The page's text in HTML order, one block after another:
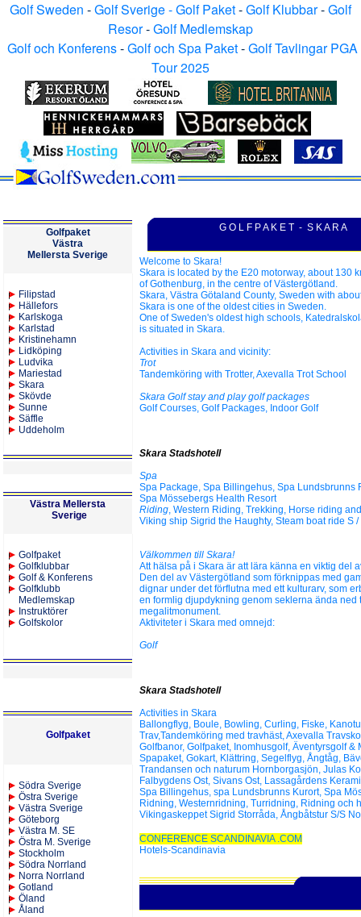
Golf Sweden -Golf Sverige - Golf Paket-Golf Klubbar-Golf
Resor-Golf Medlemskap
Golf och Konferens-Golf och Spa Paket-Golf Tavlingar PGA
Tour 2025
Golfpaket
Västra
Mellersta Sverige
Filipstad
Hällefors
Karlskoga
Karlstad
Kristinehamn
Lidköping
Ludvika
Mariestad
Skara
Skövde
Sunne
Säffle
Uddeholm
Västra Mellersta
Sverige
Golfpaket
Golfklubbar
Golf & Konferens
Golfklubb
Medlemskap
Instruktörer
Golfskolor
Golfpaket
Södra Sverige
Östra Sverige
Västra Sverige
Göteborg
Västra M. SE
Östra M. Sverige
Stockholm
Södra Norrland
Norra Norrland
Gotland
Öland
Åland
G O L F P A K E T - S K A R A
Welcome to Skara!
Skara is located by the E20 motorway, about 130
of Gothenburg, in the centre of Västergötland.
Skara, Västra Götaland County, Sweden with
Skara is one of the oldest cities in Sweden.
One of Sweden's oldest high schools,
is situated in Skara.
Activities in Skara and vicinity:
Trot
Tandemköring with Trotter, Axevalla Trot School
Skara Golf stay and play golf packages
Golf Courses, Golf Packages, Indoor Golf
Skara Stadshotell
Spa
Spa Package, Spa Billingehus, Spa Lundsbrunns
Spa Mössebergs Health Resort
Riding, Western Riding, Trekking, Horse riding
Viking ship Sigrid the Haughty, Steam boat ride S
Välkommen till Skara!
Att hälsa på i Skara är att lära känna en viktig del
Den del av Västergötland som förknippas med
dignar under det förflutna med ett kulturarv, som
en formlig djupdykning genom seklerna ända ned
megalitmonument.
Aktiviteter i Skara med omnejd:
Golf
Skara Stadshotell
Activities in Skara
Ballongflyg, Boule, Bowling, Curling, Fiske,
Trav,Tandemköring med travhäst, Axevalla
Golfbanor, Golfpaket, Inomhusgolf, Äventyrsgolf &
Spapaket, Gokart, Klättring, Segelflyg, Ångtåg,
Trandansen och naturum Hornborgasjön, Julas
Falbygdens Ost, Sivans Ost, Lassagårdens
Spa Billingehus, spa Lundsbrunns Kurort, Spa
Ridning, Westernridning, Turridning, Ridning och
Vikingaskeppet Sigrid Storråda, Ångbåtstur S/S
CONFERENCE SCANDINAVIA .COM
Hotels-Scandinavia